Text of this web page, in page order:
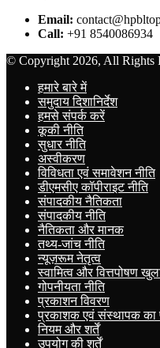
Email:
Call: +91 8540086934
© Copyright 2026, All Rights
हमारे बारे में
समुदाय दिशानिर्देश
हमसे संपर्क करें
कूकी नीति
सुधार नीति
अस्वीकरण
विविधता एवं समावेशन नीति
डीएमसीए कॉपीराइट नीति
संपादकीय नैतिकता
संपादकीय नीति
नैतिकता और मानक
तथ्य-जांच नीति
न्यूज़रूम नेतृत्व
स्वामित्व और वित्तपोषण
गोपनीयता नीति
प्रकाशन विवरण
प्रकाशक एवं संस्थापक का
नियम और शर्तें
उपयोग की शर्तें